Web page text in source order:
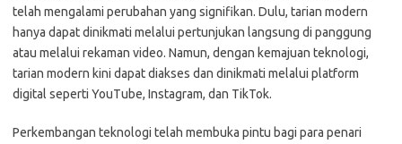
telah mengalami perubahan yang signifikan. Dulu, tarian modern
hanya dapat dinikmati melalui pertunjukan langsung di panggung
atau melalui rekaman video. Namun, dengan kemajuan teknologi,
tarian modern kini dapat diakses dan dinikmati melalui platform
digital seperti YouTube, Instagram, dan TikTok.
Perkembangan teknologi telah membuka pintu bagi para penari